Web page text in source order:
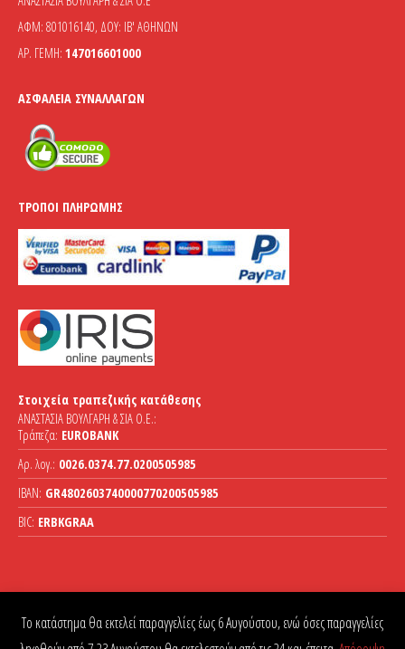
Το κατάστημα θα εκτελεί παραγγελίες έως 6 Αυγούστου, ενώ όσες παραγγελίες
ΑΦΜ: 801016140, ΔΟΥ: ΙΒ' ΑΘΗΝΩΝ
ΑΡ. ΓΕΜΗ: 147016601000
ΑΣΦΆΛΕΙΑ ΣΥΝΑΛΛΑΓΏΝ
ΤΡΌΠΟΙ ΠΛΗΡΩΜΉΣ
Στοιχεία τραπεζικής κατάθεσης
ΑΝΑΣΤΑΣΙΑ ΒΟΥΛΓΑΡΗ & ΣΙΑ Ο.Ε.:
Τράπεζα: EUROBANK
Αρ. λογ.: 0026.0374.77.0200505985
IBAN: GR4802603740000770200505985
BIC: ERBKGRAA